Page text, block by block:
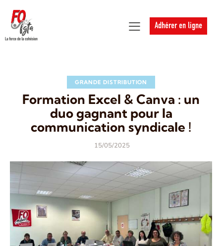
Adhérer en ligne
GRANDE DISTRIBUTION
Formation Excel & Canva : un
duo gagnant pour la
communication syndicale !
15/05/2025